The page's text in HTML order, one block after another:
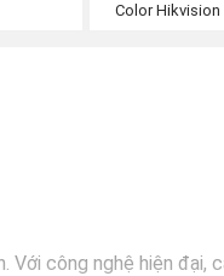
Color Hikvision
Với công nghệ hiện đại,